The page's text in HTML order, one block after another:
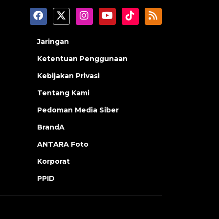
Jaringan
Ketentuan Penggunaan
Kebijakan Privasi
Tentang Kami
Pedoman Media Siber
BrandA
ANTARA Foto
Korporat
PPID